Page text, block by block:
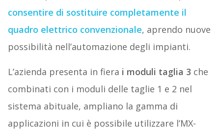
consentire di sostituire completamente il
quadro elettrico convenzionale, aprendo nuove
possibilità nell’automazione degli impianti.
L’azienda presenta in fiera i moduli taglia 3 che
combinati con i moduli delle taglie 1 e 2 nel
sistema abituale, ampliano la gamma di
applicazioni in cui è possibile utilizzare l’MX-